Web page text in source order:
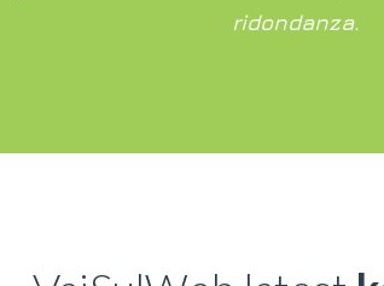
ridondanza.